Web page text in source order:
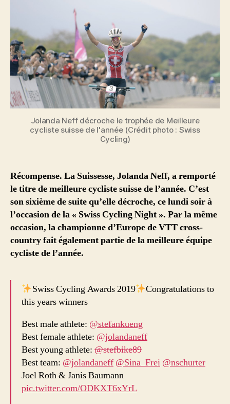
Jolanda Neff décroche le trophée de Meilleure
cycliste suisse de l'année (Crédit photo : Swiss
Cycling)
Récompense. La Suissesse, Jolanda Neff, a remporté
le titre de meilleure cycliste suisse de l’année. C’est
son sixième de suite qu’elle décroche, ce lundi soir à
l’occasion de la « Swiss Cycling Night ». Par la même
occasion, la championne d’Europe de VTT cross-
country fait également partie de la meilleure équipe
cycliste de l’année.
Swiss Cycling Awards 2019
Congratulations to
this years winners
Best male athlete: @stefankueng
Best female athlete: @jolandaneff
Best young athlete: @stefbike89
Best team: @jolandaneff @Sina_Frei @nschurter
Joel Roth & Janis Baumann
pic.twitter.com/ODKXT6xYrL